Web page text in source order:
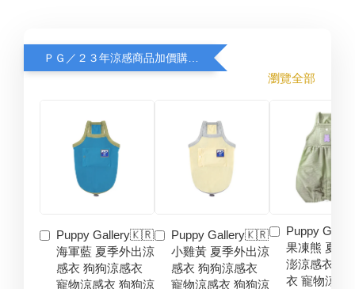
ＰＧ／２３年涼感商品加價購８折
瀏覽全部
Puppy Gallery🇰🇷
海軍藍 夏季外出涼
感衣 狗狗涼感衣
寵物涼感衣 狗狗涼
Puppy Gallery🇰🇷
小雞黃 夏季外出涼
感衣 狗狗涼感衣
寵物涼感衣 狗狗涼
Puppy
果凍熊 夏季
澎涼感衣 狗
衣 寵物涼感